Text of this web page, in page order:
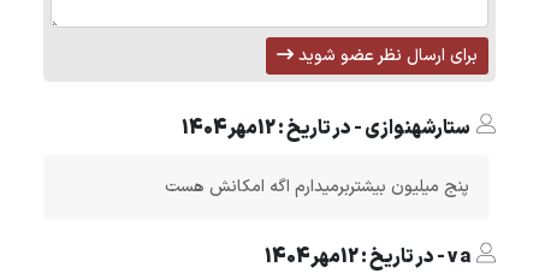
برای ارسال نظر عضو شوید
ستارشهنوازی - در تاریخ : 12مهر1404
پنج میلیون بیشتربرمیدارم اگه امکانش هست
v a - در تاریخ : 12مهر1404